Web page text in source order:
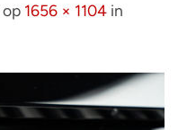
op 1656 × 1104 in